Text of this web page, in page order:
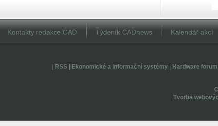
Kontakty redakce CAD Týdeník CADnews Kalendář akcí
RSS| Ekonomické a informační systémy| Hardware forum
Tvorba